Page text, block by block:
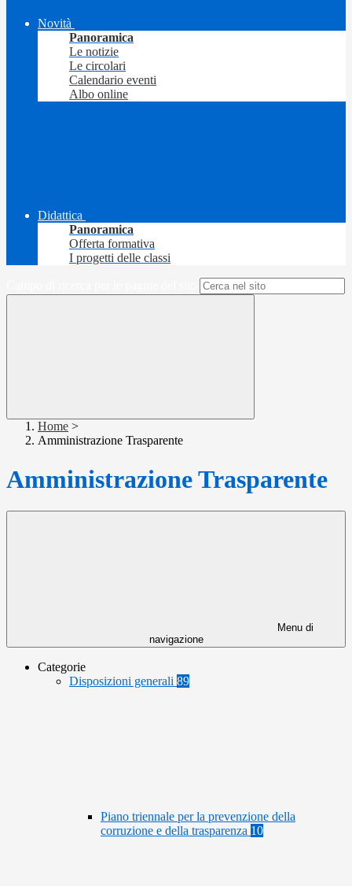
Novità
Panoramica
Le notizie
Le circolari
Calendario eventi
Albo online
Didattica
Panoramica
Offerta formativa
I progetti delle classi
Home >
Amministrazione Trasparente
Amministrazione Trasparente
Menu di
navigazione
Categorie
Disposizioni generali 89
Piano triennale per la prevenzione della
corruzione e della trasparenza 10